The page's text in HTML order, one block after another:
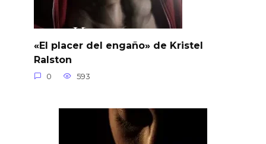
«El placer del engaño» de Kristel
Ralston
0 593